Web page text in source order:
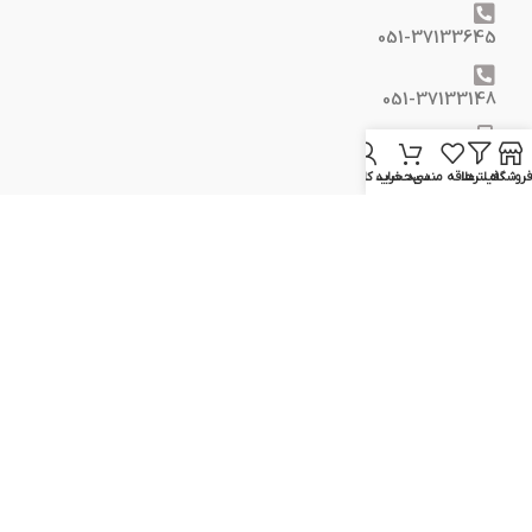
051-37133645
051-37133148
09129617520
فروشگاهفیلترهاعلاقه مندیسبد خرید
حساب کاربری من